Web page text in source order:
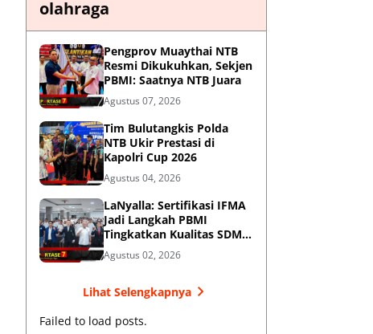
olahraga
Pengprov Muaythai NTB
Resmi Dikukuhkan, Sekjen
PBMI: Saatnya NTB Juara
Agustus 07, 2026
Tim Bulutangkis Polda
NTB Ukir Prestasi di
Kapolri Cup 2026
Agustus 04, 2026
LaNyalla: Sertifikasi IFMA
Jadi Langkah PBMI
Tingkatkan Kualitas SDM
Muaythai
Agustus 02, 2026
Lihat Selengkapnya
Failed to load posts.